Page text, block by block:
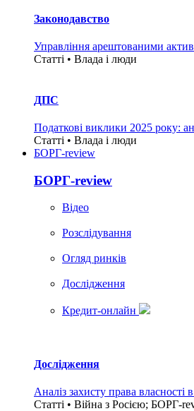
Законодавство
Управління арештованими
Статті • Влада i люди
ДПС
Податкові виклики 2025 року:
Статті • Влада i люди
БОРГ-review
БОРГ-review
Вiдео
Розслідування
Огляд ринків
Дослідження
Кредит-онлайн
Дослідження
Аналіз захисту права власності
Статті • Війна з Росією; БОРГ-